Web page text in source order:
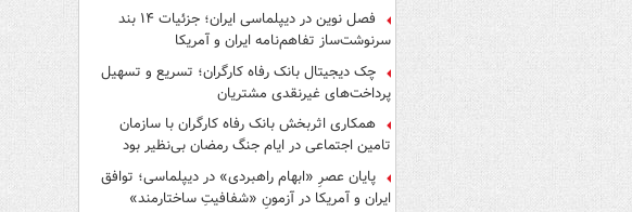
فصل نوین در دیپلماسی ایران؛ جزئیات ۱۴ بند
سرنوشت‌ساز تفاهم‌نامه ایران و آمریکا
چک دیجیتال بانک رفاه کارگران؛ تسریع و تسهیل
پرداخت‌های غیرنقدی مشتریان
همکاری اثربخش بانک رفاه کارگران با سازمان
تامین اجتماعی در ایام جنگ رمضان بی‌نظیر بود
پایان عصرِ «ابهام راهبردی» در دیپلماسی؛ توافق
ایران و آمریکا در آزمونِ «شفافیتِ ساختارمند»